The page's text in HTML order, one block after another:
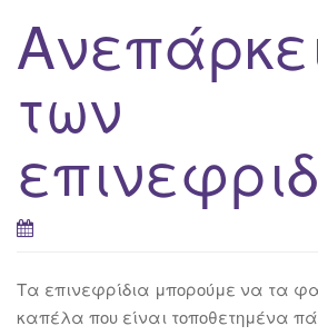
των
Τα επινεφρίδια μπορούμε να τα
καπέλα που είναι τοποθετημένα